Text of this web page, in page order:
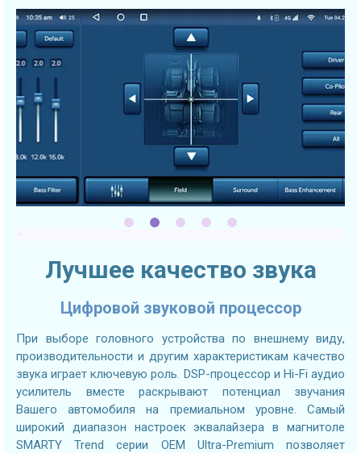
Лучшее качество звука
Цифровой звуковой процессор
При выборе головного устройства по внешнему виду,
производительности и другим характеристикам качество
звука играет ключевую роль. DSP-процессор и Hi-Fi аудио
усилитель вместе раскрывают потенциал звучания
Вашего автомобиля на премиальном уровне. Самый
широкий диапазон настроек эквалайзера в магнитоле
SMARTY Trend серии OEM Ultra-Premium позволяет